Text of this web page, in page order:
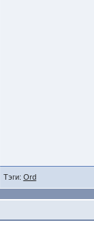
Тэги: Ord